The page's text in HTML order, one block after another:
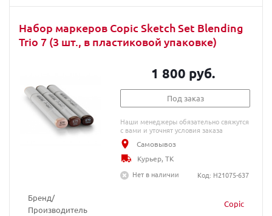
Набор маркеров Copic Sketch Set Blending
Trio 7 (3 шт., в пластиковой упаковке)
Бренд/
Производитель
Copic
1 800 руб.
Под заказ
Наши менеджеры обязательно свяжутся
с вами и уточнят условия заказа
Самовывоз
Курьер, ТК
Нет в наличии
Код: H21075-637